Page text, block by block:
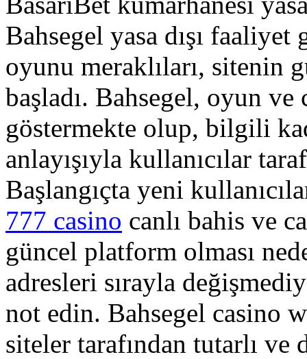
Bahsegel yasa dışı
oyunu meraklıları, sitenin
başladı. Bahsegel, oyun ve
göstermekte olup, bilgili
anlayışıyla kullanıcılar
Başlangıçta yeni
777 casino canlı bahis ve
güncel platform olması
adresleri sırayla
not edin. Bahsegel casino
siteler tarafından tutarlı